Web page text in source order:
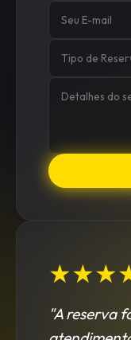
"A reserva